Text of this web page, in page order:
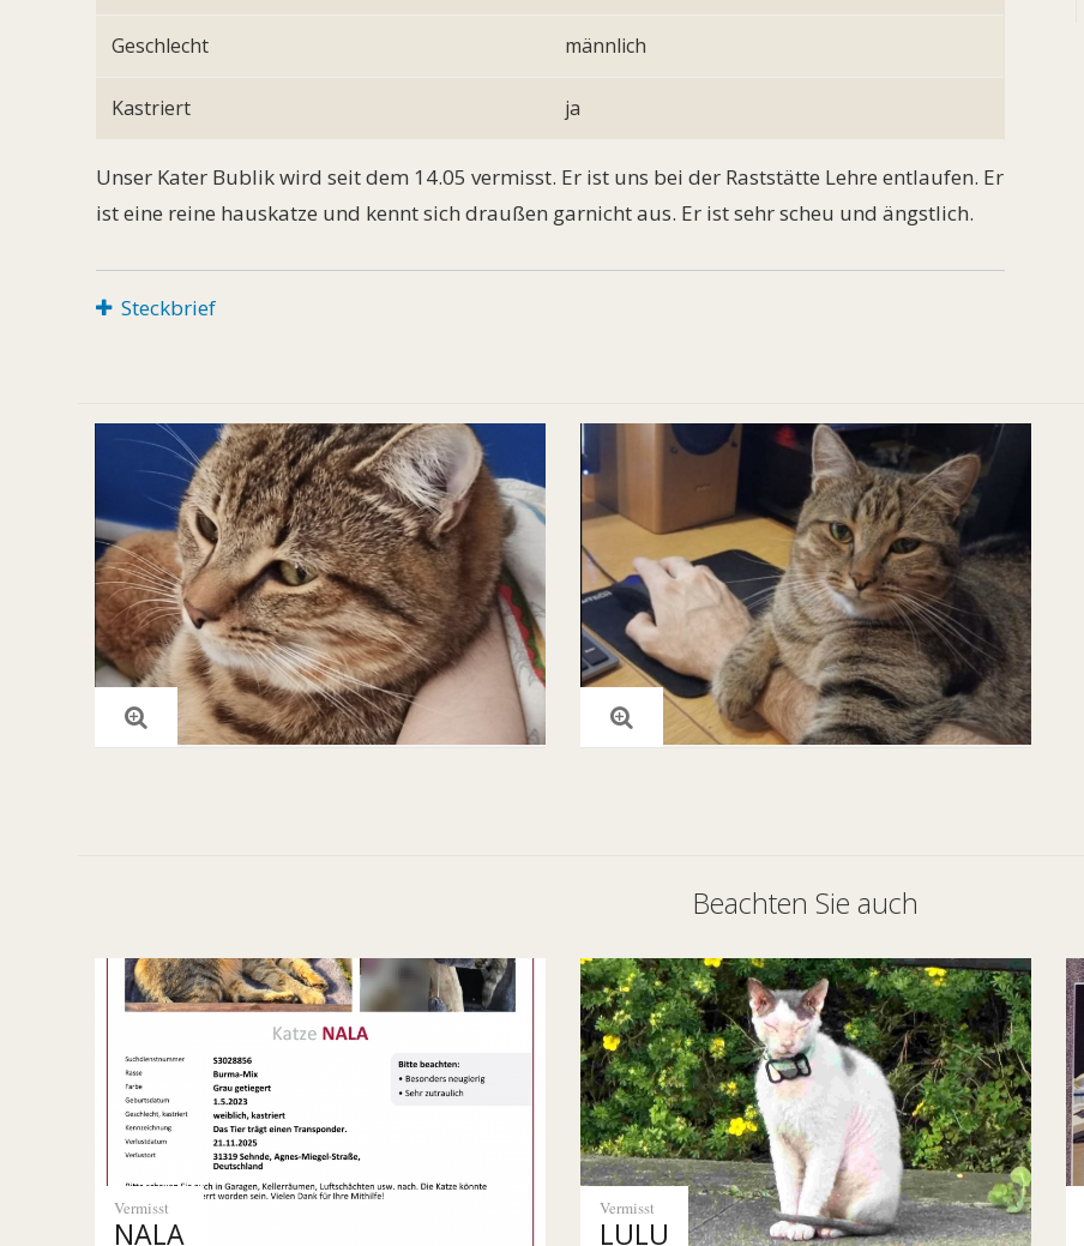
Geschlecht männlich
Kastriert ja
Unser Kater Bublik wird seit dem 14.05 vermisst. Er ist uns bei der Raststätte Lehre entlaufen. Er
ist eine reine hauskatze und kennt sich draußen garnicht aus. Er ist sehr scheu und ängstlich.
Steckbrief
Beachten Sie auch
Vermisst
NALA
Vermisst
LULU